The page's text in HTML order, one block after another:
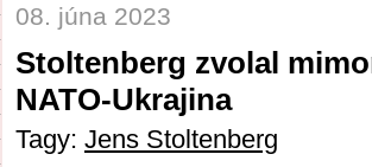
08. júna 2023
Stoltenberg zvolal
NATO-Ukrajina
Tagy: Jens Stoltenberg